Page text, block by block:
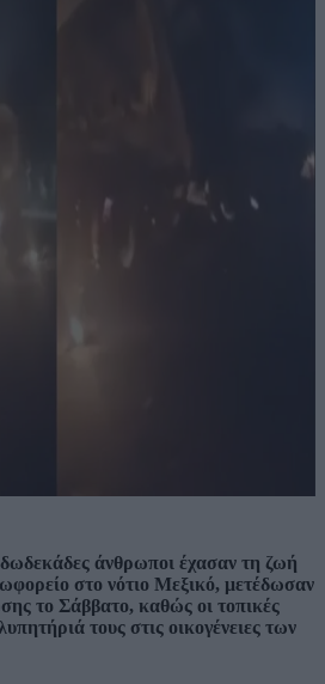
άνθρωποι έχασαν τη ζωή
στο νότιο Μεξικό, μετέδωσαν
το Σάββατο, καθώς οι τοπικές
τους στις οικογένειες των